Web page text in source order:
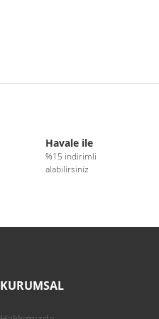
Havale ile
%15 indirimli
alabilirsiniz
KURUMSAL